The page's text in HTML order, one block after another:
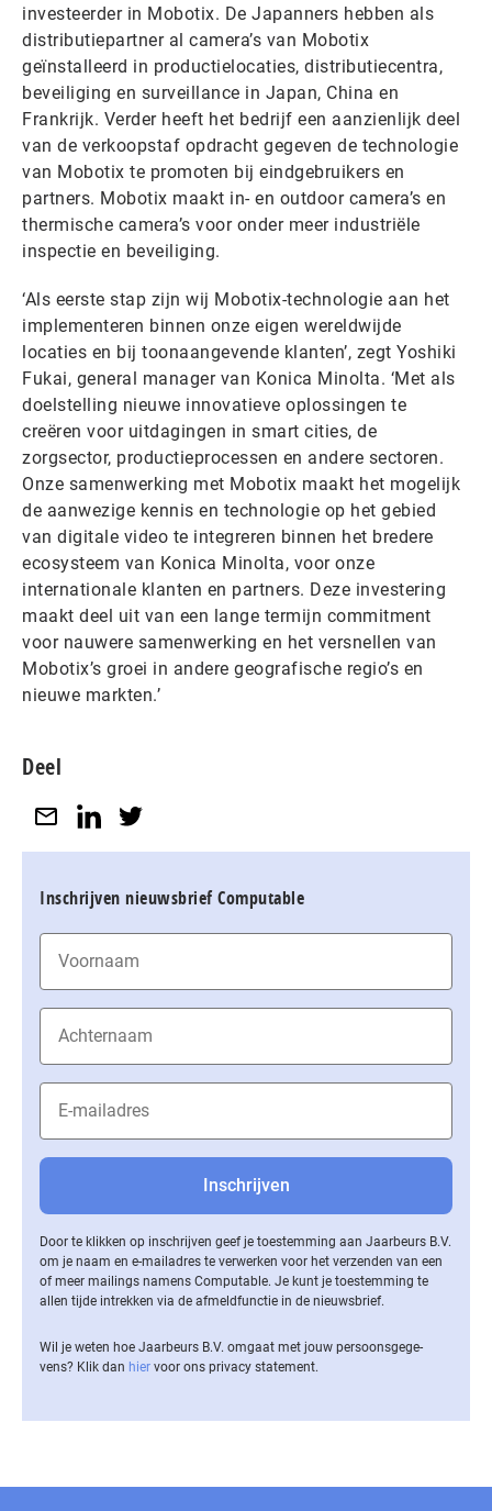
investeerder in Mobotix. De Japanners hebben als
distributiepartner al camera’s van Mobotix
geïnstalleerd in productielocaties, distributiecentra,
beveiliging en surveillance in Japan, China en
Frankrijk. Verder heeft het bedrijf een aanzienlijk deel
van de verkoopstaf opdracht gegeven de technologie
van Mobotix te promoten bij eindgebruikers en
partners. Mobotix maakt in- en outdoor camera’s en
thermische camera’s voor onder meer industriële
inspectie en beveiliging.
‘Als eerste stap zijn wij Mobotix-technologie aan het
implementeren binnen onze eigen wereldwijde
locaties en bij toonaangevende klanten’, zegt Yoshiki
Fukai, general manager van Konica Minolta. ‘Met als
doelstelling nieuwe innovatieve oplossingen te
creëren voor uitdagingen in smart cities, de
zorgsector, productieprocessen en andere sectoren.
Onze samenwerking met Mobotix maakt het mogelijk
de aanwezige kennis en technologie op het gebied
van digitale video te integreren binnen het bredere
ecosysteem van Konica Minolta, voor onze
internationale klanten en partners. Deze investering
maakt deel uit van een lange termijn commitment
voor nauwere samenwerking en het versnellen van
Mobotix’s groei in andere geografische regio’s en
nieuwe markten.’
Deel
Inschrijven nieuwsbrief Computable
Door te klikken op inschrijven geef je toestemming aan Jaarbeurs B.V.
om je naam en e-mailadres te verwerken voor het verzenden van een
of meer mailings namens Computable. Je kunt je toestemming te
allen tijde intrekken via de af­meld­func­tie in de nieuwsbrief.
Wil je weten hoe Jaarbeurs B.V. omgaat met jouw per­soons­ge­ge­
vens? Klik dan hier voor ons privacy statement.